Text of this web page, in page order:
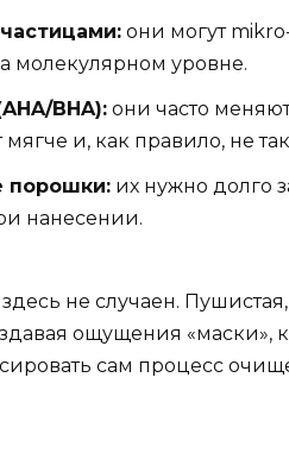
они могут
молекулярном уровне.
BHA): они часто
мягче и, как правило, не
порошки: их нужно долго
нанесении.
не случаен.
ощущения «маски»,
сам процесс